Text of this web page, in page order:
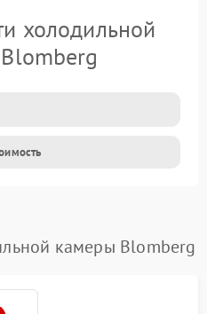
холодильной
камеры Blomberg